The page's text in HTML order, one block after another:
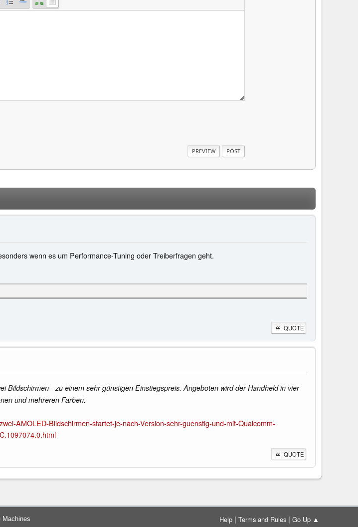
wenn es um Performance-Tuning oder Treiberfragen geht.
QUOTE
Bildschirmen - zu einem sehr günstigen Einstiegspreis. Angeboten wird der Handheld in vier
und mehreren Farben.
AMOLED-Bildschirmen-startet-je-nach-Version-sehr-guenstig-und-mit-Qualcomm-
QUOTE
Help| Terms and Rules| Go Up ▲
Machines